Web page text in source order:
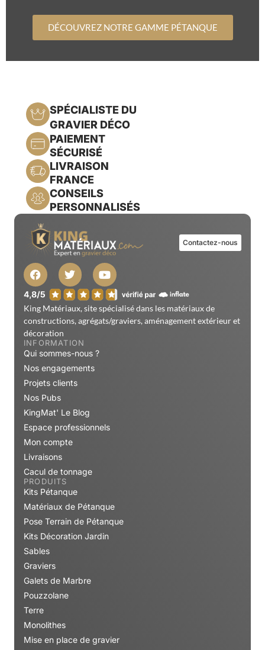
DÉCOUVREZ NOTRE GAMME PÉTANQUE
SPÉCIALISTE DU
GRAVIER DÉCO
PAIEMENT
SÉCURISÉ
LIVRAISON
FRANCE
CONSEILS
PERSONNALISÉS
Contactez-nous
King Matériaux, site spécialisé dans les matériaux de
constructions, agrégats/graviers, aménagement extérieur et
décoration
INFORMATION
Qui sommes-nous ?
Nos engagements
Projets clients
Nos Pubs
KingMat' Le Blog
Espace professionnels
Mon compte
Livraisons
Cacul de tonnage
PRODUITS
Kits Pétanque
Matériaux de Pétanque
Pose Terrain de Pétanque
Kits Décoration Jardin
Sables
Graviers
Galets de Marbre
Pouzzolane
Terre
Monolithes
Mise en place de gravier